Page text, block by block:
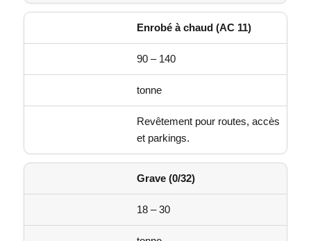
Enrobé à chaud (AC 11)
90 – 140
tonne
Revêtement pour routes, accès
et parkings.
Grave (0/32)
18 – 30